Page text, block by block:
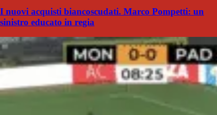
I nuovi acquisti biancoscudati. Marco Pompetti: un
sinistro educato in regia